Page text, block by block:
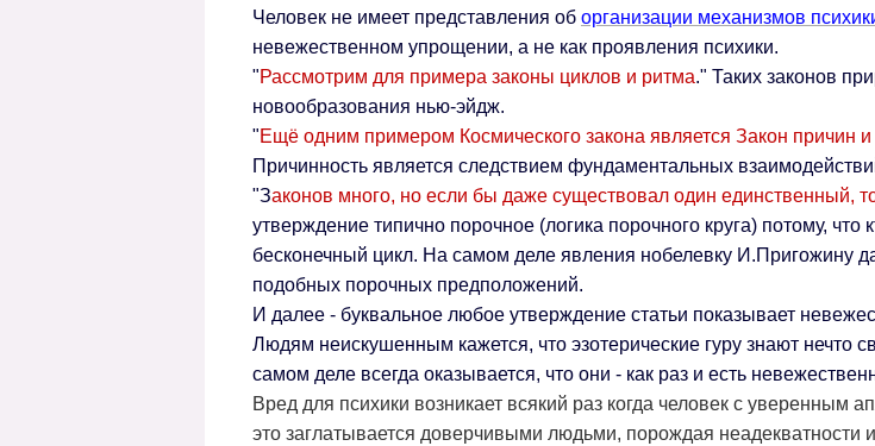
Человек не имеет представления об организации механизмов
невежественном упрощении, а не как проявления психики.
"Рассмотрим для примера законы циклов и ритма." Таких законов
новообразования нью-эйдж.
"Ещё одним примером Космического закона является Закон причин и
Причинность является следствием фундаментальных
"Законов много, но если бы даже существовал один единственный,
утверждение типично порочное (логика порочного круга) потому, что
бесконечный цикл. На самом деле явления нобелевку И.Пригожину
подобных порочных предположений.
И далее - буквальное любое утверждение статьи показывает
Людям неискушенным кажется, что эзотерические гуру знают нечто
самом деле всегда оказывается, что они - как раз и есть
Вред для психики возникает всякий раз когда человек с уверенным
это заглатывается доверчивыми людьми, порождая неадекватности